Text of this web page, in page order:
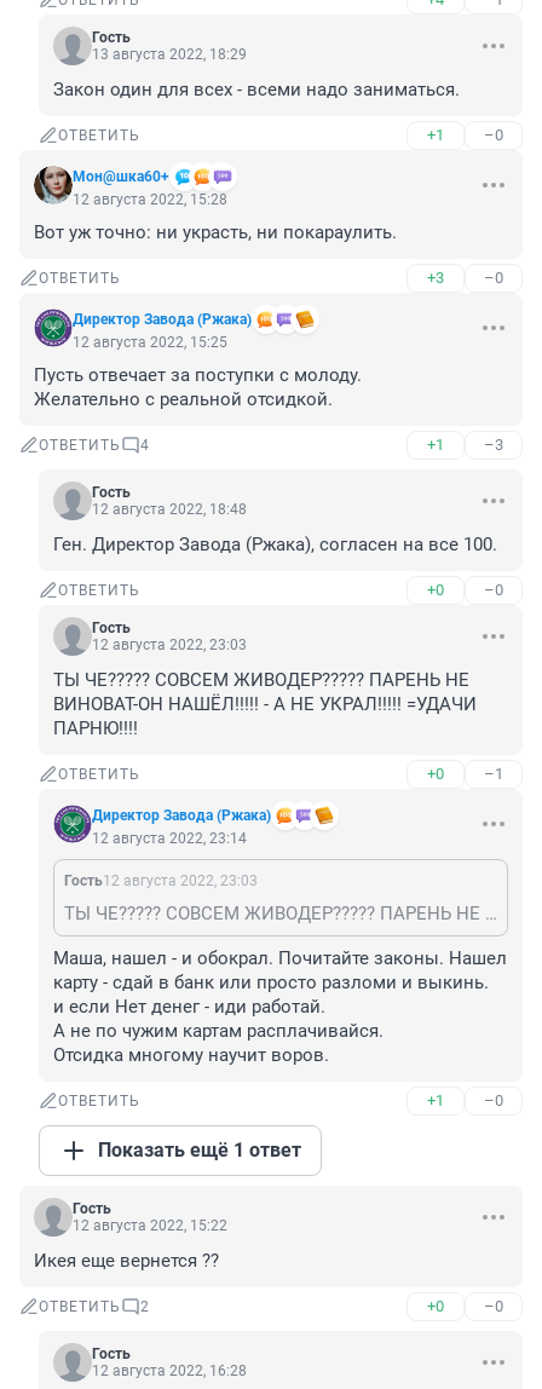
Гость
13 августа 2022, 18:29
Закон один для всех - всеми надо заниматься.
ОТВЕТИТЬ +1 –0
Мон@шка60+
12 августа 2022, 15:28
Вот уж точно: ни украсть, ни покараулить.
ОТВЕТИТЬ +3 –0
Директор Завода (Ржака)
12 августа 2022, 15:25
Пусть отвечает за поступки с молоду.
Желательно с реальной отсидкой.
ОТВЕТИТЬ 4 +1 –3
Гость
12 августа 2022, 18:48
Ген. Директор Завода (Ржака), согласен на все 100.
ОТВЕТИТЬ +0 –0
Гость
12 августа 2022, 23:03
ТЫ ЧЕ????? СОВСЕМ ЖИВОДЕР????? ПАРЕНЬ НЕ
ВИНОВАТ-ОН НАШЁЛ!!!!! - А НЕ УКРАЛ!!!!! =УДАЧИ
ПАРНЮ!!!!
ОТВЕТИТЬ +0 –1
Директор Завода (Ржака)
12 августа 2022, 23:14
Гость12 августа 2022, 23:03
ТЫ ЧЕ????? СОВСЕМ ЖИВОДЕР????? ПАРЕНЬ НЕ ВИНОВАТ-ОН НАШЁЛ!!!!! - А НЕ УКРАЛ!!!!! =УДАЧИ ПАРНЮ!!!!
Маша, нашел - и обокрал. Почитайте законы. Нашел
карту - сдай в банк или просто разломи и выкинь.
и если Нет денег - иди работай.
А не по чужим картам расплачивайся.
Отсидка многому научит воров.
ОТВЕТИТЬ +1 –0
Показать ещё 1 ответ
Гость
12 августа 2022, 15:22
Икея еще вернется ??
ОТВЕТИТЬ 2 +0 –0
Гость
12 августа 2022, 16:28